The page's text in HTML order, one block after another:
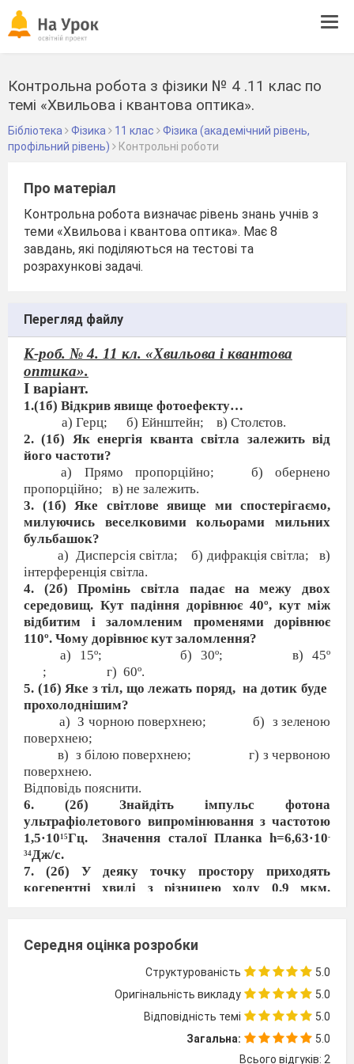
Контрольна робота з фізики № 4 .11 клас по
темі «Хвильова і квантова оптика».
Бібліотека Фізика 11 клас
Фізика (академічний рівень,
профільний рівень)
Контрольні роботи
Про матеріал
Контрольна робота визначає рівень знань учнів з
теми «Хвильова і квантова оптика». Має 8
завдань, які поділяються на тестові та
розрахункові задачі.
Перегляд файлу
К-роб. № 4. 11 кл. «Хвильова і квантова
оптика».
І варіант.
1.(1б) Відкрив явище фотоефекту…
а) Герц;
б) Ейнштейн;
в) Столєтов.
2. (1б) Як енергія кванта світла залежить від
його частоти?
а) Прямо пропорційно;
б) обернено
пропорційно;
в) не залежить.
3. (1б) Яке світлове явище ми спостерігаємо,
милуючись веселковими кольорами мильних
бульбашок?
а) Дисперсія світла; б) дифракція світла;
в)
інтерференція світла.
4. (2б) Промінь світла падає на межу двох
середовищ. Кут падіння дорівнює 40º, кут між
відбитим і заломленим променями дорівнює
110º. Чому дорівнює кут заломлення?
а)
15º; б) 30º; в)
45º
;
г) 60º.
5. (1б) Яке з тіл, що лежать поряд, на дотик буде
прохолоднішим?
а) З чорною поверхнею; б) з зеленою
поверхнею;
в) з білою поверхнею;
г) з червоною
поверхнею.
Відповідь пояснити.
6. (2б) Знайдіть імпульс фотона
ультрафіолетового випромінювання з частотою
1,5·1015Гц. Значення сталої Планка h=6,63·10-
34Дж/с.
7. (2б) У деяку точку простору приходять
когерентні хвилі з різницею ходу 0,9 мкм.
нм?
8. (2б) Найбільша довжина хвилі світла, за якої
спостерігається фотоефект для калію, дорівнює
см. Знайдіть роботу виходу електронів із
К-роб. № 4. 11 кл. «Хвильова і квантова
Середня оцінка розробки
Структурованість
5.0
Оригінальність викладу
5.0
Відповідність темі
5.0
Загальна:
5.0
Всього відгуків: 2